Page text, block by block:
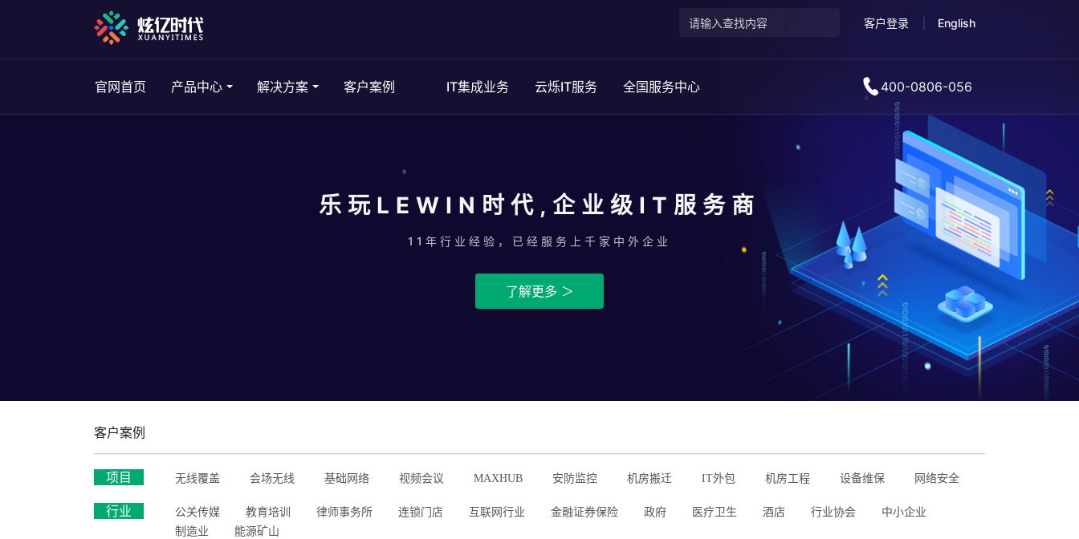
客户登录 English
官网首页 产品中心 解决方案 客户案例 IT集成业务 云烁IT服务 全国服务中心 400-0806-056
乐玩LEWIN时代,企业级IT服务商
11年行业经验，已经服务上千家中外企业
了解更多 ＞
客户案例
项目 无线覆盖 会场无线 基础网络 视频会议 MAXHUB 安防监控 机房搬迁 IT外包 机房工程 设备维保 网络安全
行业 公关传媒 教育培训 律师事务所 连锁门店 互联网行业 金融证券保险 政府 医疗卫生 酒店 行业协会
中小企业
制造业
能源矿山